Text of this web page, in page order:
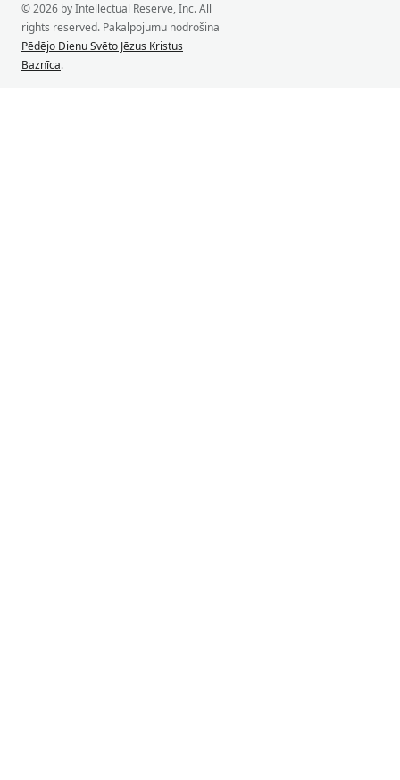
© 2026 by Intellectual Reserve, Inc. All
rights reserved. Pakalpojumu nodrošina
Pēdējo Dienu Svēto Jēzus Kristus
Baznīca.